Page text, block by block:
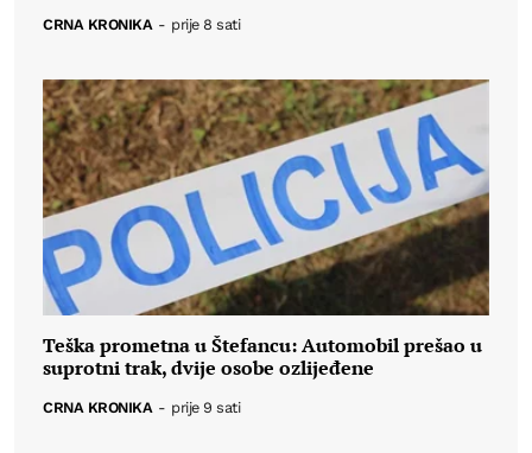
CRNA KRONIKA - prije 8 sati
Teška prometna u Štefancu: Automobil prešao u
suprotni trak, dvije osobe ozlijeđene
CRNA KRONIKA - prije 9 sati